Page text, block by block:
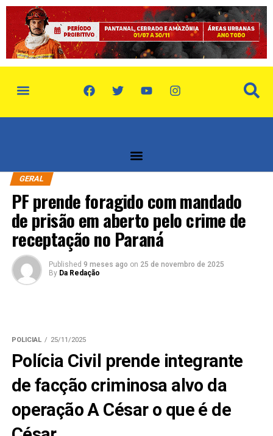
GERAL
PF prende foragido com mandado
de prisão em aberto pelo crime de
receptação no Paraná
Published 9 meses ago on 25 de novembro de 2025
By Da Redação
POLICIAL 25/11/2025
Polícia Civil prende integrante
de facção criminosa alvo da
operação A César o que é de